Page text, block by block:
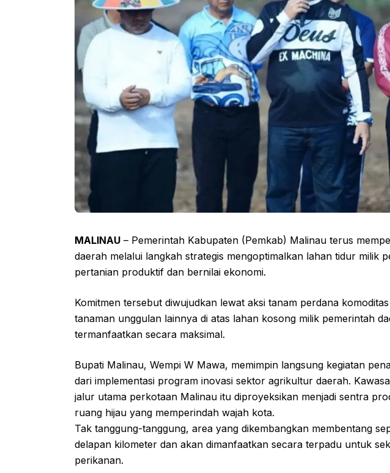
MALINAU – Pemerintah Kabupaten (Pemkab) Malinau terus
daerah melalui langkah strategis mengoptimalkan lahan tidur milik
pertanian produktif dan bernilai ekonomi.
Komitmen tersebut diwujudkan lewat aksi tanam perdana
tanaman unggulan lainnya di atas lahan kosong milik pemerintah
termanfaatkan secara maksimal.
Bupati Malinau, Wempi W Mawa, memimpin langsung kegiatan
dari implementasi program inovasi sektor agrikultur daerah.
jalur utama perkotaan Malinau itu diproyeksikan menjadi sentra
ruang hijau yang memperindah wajah kota.
Tak tanggung-tanggung, area yang dikembangkan membentang
delapan kilometer dan akan dimanfaatkan secara terpadu untuk
perikanan.